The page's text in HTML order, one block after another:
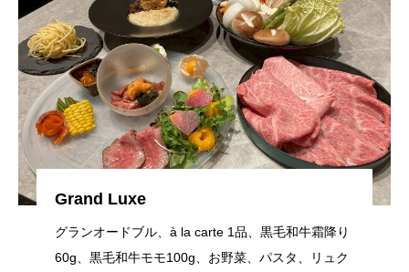
Grand Luxe
グランオードブル、à la carte 1品、黒毛和牛霜降り
60g、黒毛和牛モモ100g、お野菜、パスタ、リュク